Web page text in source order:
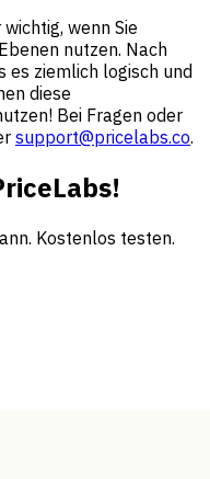
wenn Sie
nutzen. Nach
es ziemlich logisch und
diese
Bei Fragen oder
support@pricelabs.co.
Kostenlos testen.